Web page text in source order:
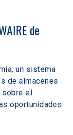
de
un sistema
de almacenes
sobre el
oportunidades